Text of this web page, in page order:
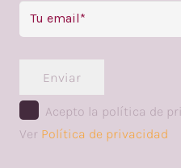
Enviar
Acepto la política de
Ver Política de privacidad